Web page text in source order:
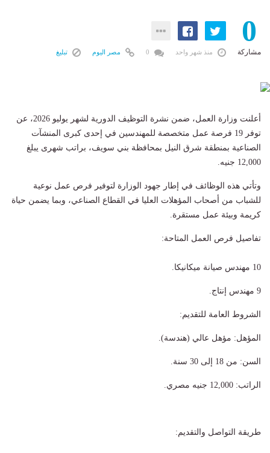
0
مشاركة منذ شهر واحد مصر اليوم تبليغ
أعلنت وزارة العمل، ضمن نشرة التوظيف الدورية لشهر يوليو 2026، عن
توفر 19 فرصة عمل متخصصة للمهندسين في إحدى كبرى المنشآت
الصناعية بمنطقة شرق النيل بمحافظة بني سويف، براتب شهرى يبلغ
12,000 جنيه.
وتأتي هذه الوظائف في إطار جهود الوزارة لتوفير فرص عمل نوعية
للشباب من أصحاب المؤهلات العليا في القطاع الصناعي، وبما يضمن حياة
كريمة وبيئة عمل مستقرة.
تفاصيل فرص العمل المتاحة:
10 مهندس صيانة ميكانيكا.
9 مهندس إنتاج.
الشروط العامة للتقديم:
المؤهل: مؤهل عالي (هندسة).
السن: من 18 إلى 30 سنة.
الراتب: 12,000 جنيه مصري.
طريقة التواصل والتقديم: